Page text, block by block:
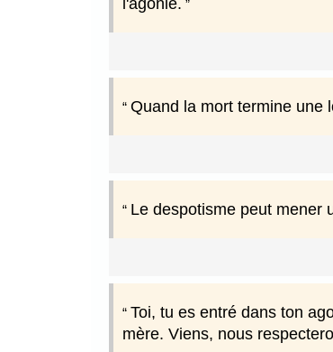
l'agonie.
Quand la mort termine une
Le despotisme peut mener
Toi, tu es entré dans ton
mère. Viens, nous